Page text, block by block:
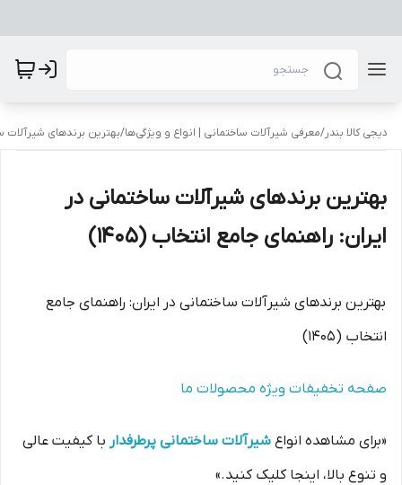
دیجی کالا بندر/معرفی شیرآلات ساختمانی | انواع و ویژگی‌ها/بهترین برندهای شیرآلات
بهترین برندهای شیرآلات ساختمانی در
ایران: راهنمای جامع انتخاب (۱۴۰5)
بهترین برندهای شیرآلات ساختمانی در ایران: راهنمای جامع
انتخاب (۱۴۰5)
صفحه تخفیفات ویژه محصولات ما
«برای مشاهده انواع شیرآلات ساختمانی پر‌طرفدار با کیفیت عالی
و تنوع بالا، اینجا کلیک کنید.»